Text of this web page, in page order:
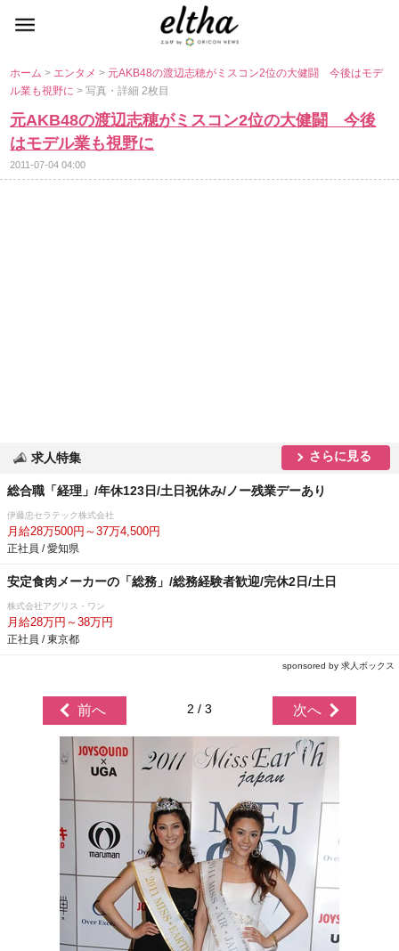
ホーム> エンタメ> 元AKB48の渡辺志穂がミスコン2位の大健闘 今後はモデ
ル業も視野に> 写真・詳細 2枚目
元AKB48の渡辺志穂がミスコン2位の大健闘 今後
はモデル業も視野に
2011-07-04 04:00
求人特集 さらに見る
総合職「経理」/年休123日/土日祝休み/ノー残業デーあり
伊藤忠セラテック株式会社
月給28万500円～37万4,500円
正社員 / 愛知県
安定食肉メーカーの「総務」/総務経験者歓迎/完休2日/土日
株式会社アグリス・ワン
月給28万円～38万円
正社員 / 東京都
sponsored by 求人ボックス
前へ 2 / 3 次へ